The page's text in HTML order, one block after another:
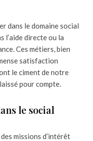
dans le domaine social
l’aide directe ou la
Ces métiers, bien
satisfaction
le ciment de notre
pour compte.
le social
missions d’intérêt